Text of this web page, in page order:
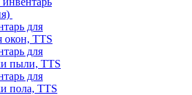
для
окон, TTS
для
пыли, TTS
для
пола, TTS